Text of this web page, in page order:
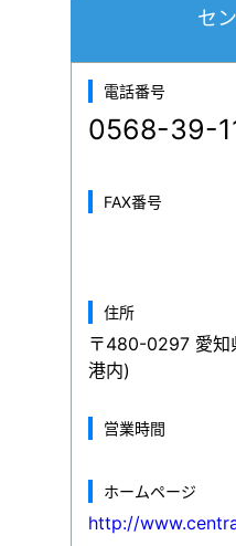
セ
電話番号
0568-39-
FAX番号
住所
〒480-0297 愛知
港内)
営業時間
ホームページ
http://